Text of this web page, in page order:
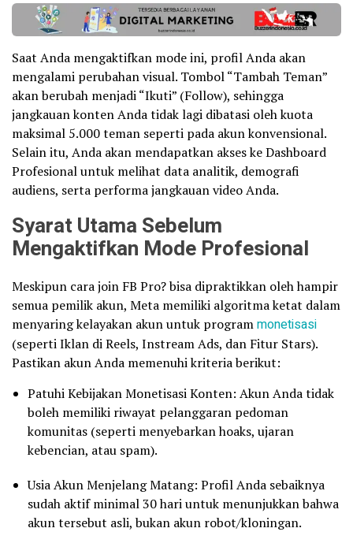
Saat Anda mengaktifkan mode ini, profil Anda akan
mengalami perubahan visual. Tombol “Tambah Teman”
akan berubah menjadi “Ikuti” (Follow), sehingga
jangkauan konten Anda tidak lagi dibatasi oleh kuota
maksimal 5.000 teman seperti pada akun konvensional.
Selain itu, Anda akan mendapatkan akses ke Dashboard
Profesional untuk melihat data analitik, demografi
audiens, serta performa jangkauan video Anda.
Syarat Utama Sebelum
Mengaktifkan Mode Profesional
Meskipun cara join FB Pro? bisa dipraktikkan oleh hampir
semua pemilik akun, Meta memiliki algoritma ketat dalam
menyaring kelayakan akun untuk programmonetisasi
(seperti Iklan di Reels, Instream Ads, dan Fitur Stars).
Pastikan akun Anda memenuhi kriteria berikut:
Patuhi Kebijakan Monetisasi Konten: Akun Anda tidak
boleh memiliki riwayat pelanggaran pedoman
komunitas (seperti menyebarkan hoaks, ujaran
kebencian, atau spam).
Usia Akun Menjelang Matang: Profil Anda sebaiknya
sudah aktif minimal 30 hari untuk menunjukkan bahwa
akun tersebut asli, bukan akun robot/kloningan.